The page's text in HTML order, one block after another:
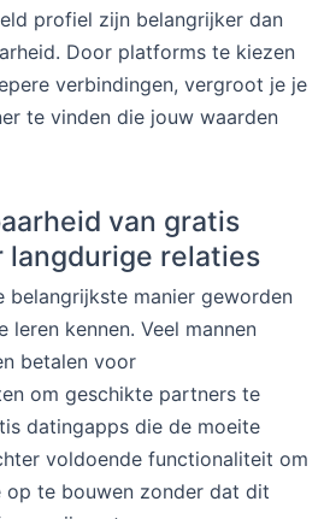
profiel zijn belangrijker dan
Door platforms te kiezen
verbindingen, vergroot je je
te vinden die jouw waarden
van gratis
langdurige relaties
belangrijkste manier geworden
leren kennen. Veel mannen
betalen voor
om geschikte partners te
datingapps die de moeite
voldoende functionaliteit om
op te bouwen zonder dat dit